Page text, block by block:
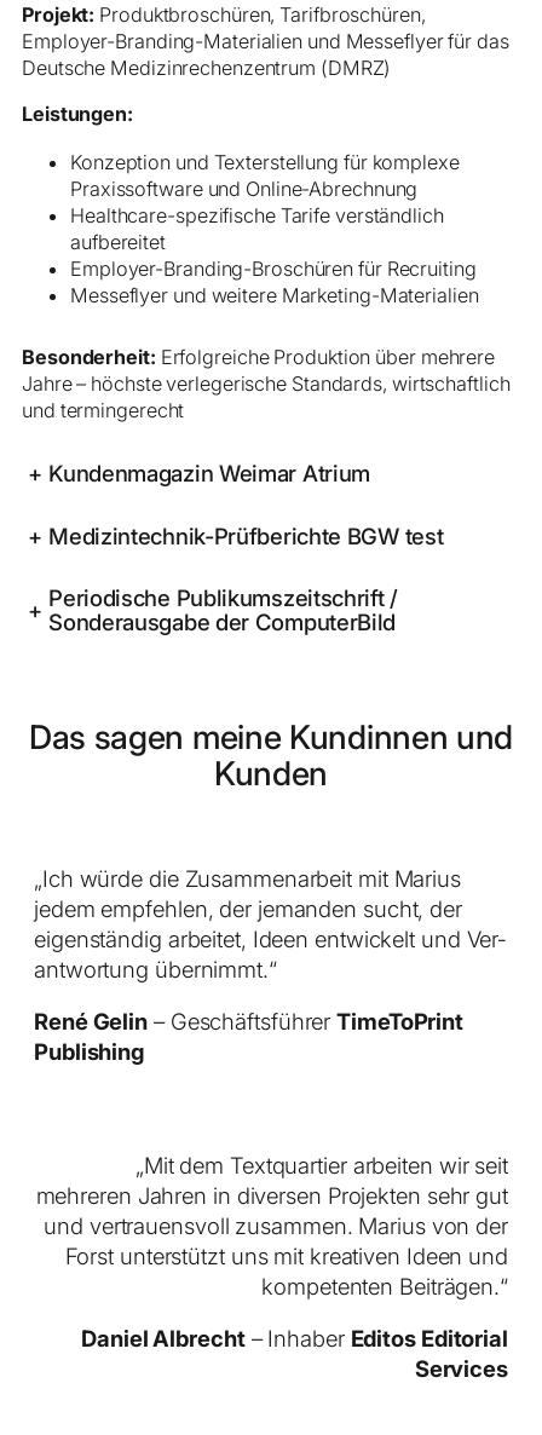
Projekt: Produktbroschüren, Tarifbroschüren,
Employer-Branding-Materialien und Messeflyer für das
Deutsche Medizinrechenzentrum (DMRZ)
Leistungen:
Konzeption und Texterstellung für komplexe
Praxissoftware und Online-Abrechnung
Healthcare-spezifische Tarife verständlich
aufbereitet
Employer-Branding-Broschüren für Recruiting
Messeflyer und weitere Marketing-Materialien
Besonderheit: Erfolgreiche Produktion über mehrere
Jahre – höchste verlegerische Standards, wirtschaftlich
und termingerecht
+ Kundenmagazin Weimar Atrium
+ Medizintechnik-Prüfberichte BGW test
+ Periodische Publikumszeitschrift /
Sonderausgabe der ComputerBild
Das sagen meine Kundinnen und
Kunden
„Ich würde die Zusammen­arbeit mit Marius
jedem empfehlen, der jemanden sucht, der
eigenständig arbeitet, Ideen entwickelt und Ver­
ant­wortung übernimmt.“
René Gelin – GeschäftsführerTimeToPrint
Publishing
„Mit dem Textquartier arbeiten wir seit
mehreren Jahren in diversen Projekten sehr gut
und vertrauensvoll zusammen. Marius von der
Forst unterstützt uns mit kreativen Ideen und
kompetenten Beiträgen.“
Daniel Albrecht– Inhaber Editos Editorial
Services